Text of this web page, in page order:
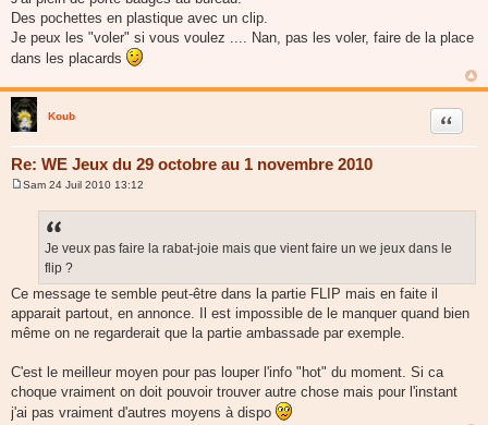
Des pochettes en plastique avec un clip.
Je peux les "voler" si vous voulez .... Nan, pas les voler, faire de la place
dans les placards
Koub
Re: WE Jeux du 29 octobre au 1 novembre 2010
Citer
Sam 24 Juil 2010 13:12
Je veux pas faire la rabat-joie mais que vient faire un we jeux dans le
flip ?
Ce message te semble peut-être dans la partie FLIP mais en faite il
apparait partout, en annonce. Il est impossible de le manquer quand bien
même on ne regarderait que la partie ambassade par exemple.
C'est le meilleur moyen pour pas louper l'info "hot" du moment. Si ca
choque vraiment on doit pouvoir trouver autre chose mais pour l'instant
j'ai pas vraiment d'autres moyens à dispo